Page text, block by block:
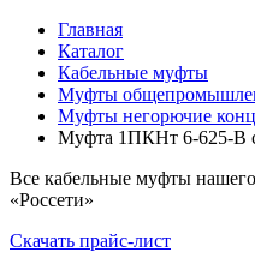
Главная
Каталог
Кабельные муфты
Муфты
Муфты негорючие
Муфта 1ПКНт 6-625-В
Все кабельные муфты
«Россети»
Скачать прайс-лист